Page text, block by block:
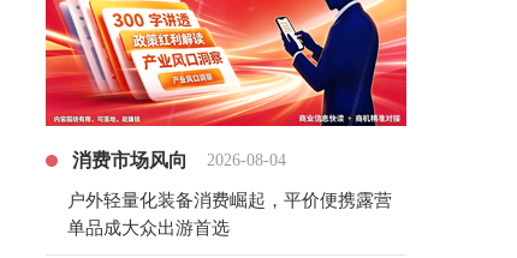
消费市场风向 2026-08-04
户外轻量化装备消费崛起，平价便携露营
单品成大众出游首选